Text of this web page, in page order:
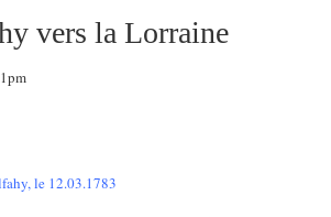
vers la Lorraine
le 12.03.1783